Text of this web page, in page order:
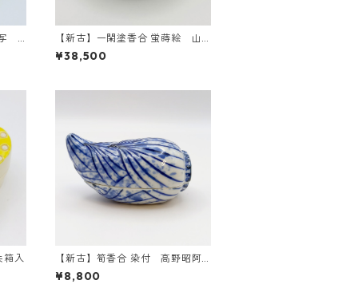
【新古】一閑塗香合 蛍蒔絵 山
下甫斎 共箱入
¥38,500
入
【新古】筍香合 染付 高野昭阿
弥 共箱入
¥8,800